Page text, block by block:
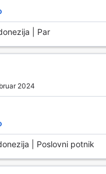
| Par
2024
| Poslovni potnik